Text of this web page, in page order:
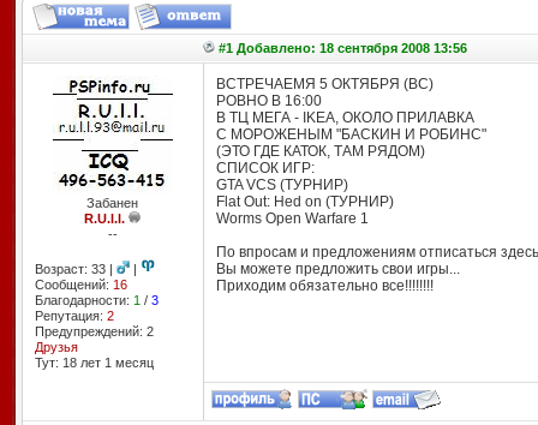
#1 Добавлено: 18 сентября 2008 13:56
Забанен
R.U.l.l.
--
Возраст: 33 |
|
Сообщений: 16
Благодарности: 1 / 3
Репутация: 2
Предупреждений: 2
Друзья
Тут: 18 лет 1 месяц
ВСТРЕЧАЕМЯ 5 ОКТЯБРЯ (ВС)
РОВНО В 16:00
В ТЦ МЕГА - IKEA, ОКОЛО ПРИЛАВКА
С МОРОЖЕНЫМ "БАСКИН И РОБИНС"
(ЭТО ГДЕ КАТОК, ТАМ РЯДОМ)
СПИСОК ИГР:
GTA VCS (ТУРНИР)
Flat Out: Hed on (ТУРНИР)
Worms Open Warfare 1
По впросам и предложениям отписаться
Вы можете предложить свои игры...
Приходим обязательно все!!!!!!!!